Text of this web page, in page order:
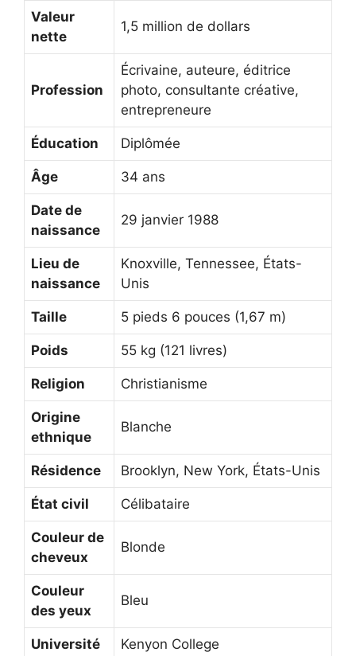
Valeur
nette
1,5 million de dollars
Profession
Écrivaine, auteure, éditrice
photo, consultante créative,
entrepreneure
Éducation Diplômée
Âge 34 ans
Date de
naissance
29 janvier 1988
Lieu de
naissance
Knoxville, Tennessee, États-
Unis
Taille 5 pieds 6 pouces (1,67 m)
Poids 55 kg (121 livres)
Religion Christianisme
Origine
ethnique
Blanche
Résidence Brooklyn, New York, États-Unis
État civil Célibataire
Couleur de
cheveux
Blonde
Couleur
des yeux
Bleu
Université Kenyon College